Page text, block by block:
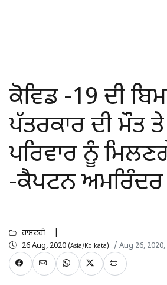
ਕੋਵਿਡ -19 ਦੀ
ਪੱਤਰਕਾਰ ਦੀ ਮੌਤ
ਪਰਿਵਾਰ ਨੂੰ
-ਕੈਪਟਨ ਅਮਰਿੰਦਰ
ਰਾਸ਼ਟਰੀ
26 Aug, 2020 (Asia/Kolkata) / Aug 26,